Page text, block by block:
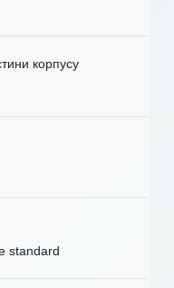
корпусу
standard